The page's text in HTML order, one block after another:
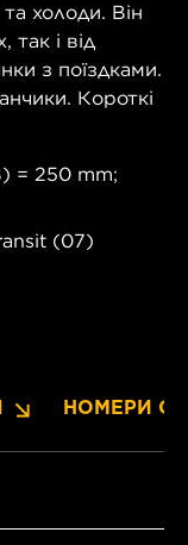
холоди. Він
так і від
з поїздками.
Короткі
= 250 mm;
(07)
НОМЕРИ OE